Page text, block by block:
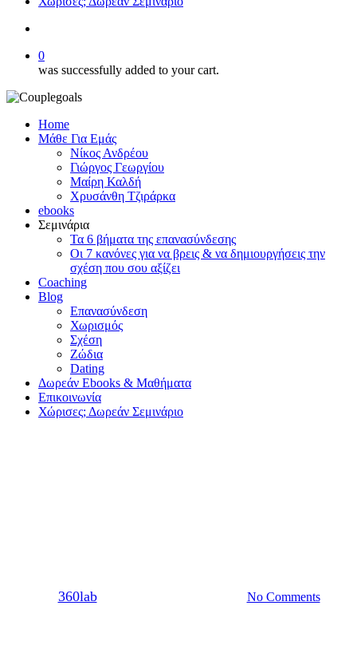
0
was successfully added to your cart.
Home
Μάθε Για Εμάς
Νίκος Ανδρέου
Γιώργος Γεωργίου
Μαίρη Καλδή
Χρυσάνθη Τζιράρκα
ebooks
Σεμινάρια
Τα 6 βήματα της επανασύνδεσης
Οι 7 κανόνες για να βρεις & να δημιουργήσεις την
σχέση που σου αξίζει
Coaching
Blog
Επανασύνδεση
Χωρισμός
Σχέση
Ζώδια
Dating
Δωρεάν Ebooks & Μαθήματα
Επικοινωνία
Χώρισες; Δωρεάν Σεμινάριο
360lab29/06/2021 No Comments